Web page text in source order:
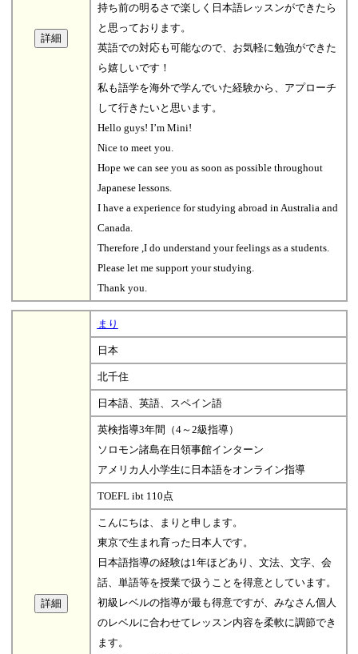
持ち前の明るさで楽しく日本語レッスンができたら
と思っております。
英語での対応も可能なので、お気軽に勉強ができた
ら嬉しいです！
私も語学を海外で学んでいた経験から、アプローチ
して行きたいと思います。
Hello guys! I’m Mini!
Nice to meet you.
Hope we can see you as soon as possible throughout
Japanese lessons.
I have a experience for studying abroad in Australia and
Canada.
Therefore ,I do understand your feelings as a students.
Please let me support your studying.
Thank you.
まり
日本
北千住
日本語、英語、スペイン語
英検指導3年間（4～2級指導）
ソロモン諸島在日領事館インターン
アメリカ人小学生に日本語をオンライン指導
TOEFL ibt 110点
こんにちは、まりと申します。
東京で生まれ育った日本人です。
日本語指導の経験は1年ほどあり、文法、文字、会
話、単語等を授業で扱うことを得意としています。
初級レベルの指導が最も得意ですが、みなさん個人
のレベルに合わせてレッスン内容を柔軟に調節でき
ます。